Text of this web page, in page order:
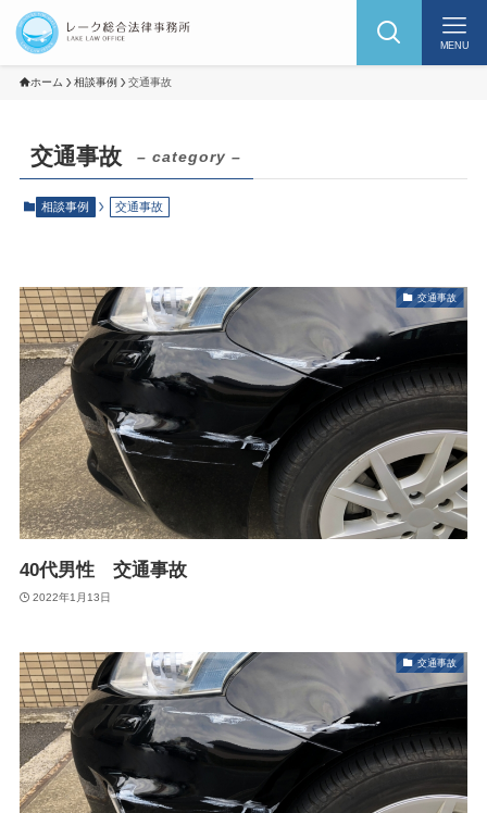
MENU
ホーム 相談事例 交通事故
交通事故 – category –
相談事例 交通事故
交通事故
40代男性 交通事故
2022年1月13日
交通事故